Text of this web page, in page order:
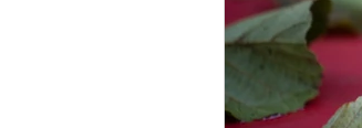
Geschichtenkiste